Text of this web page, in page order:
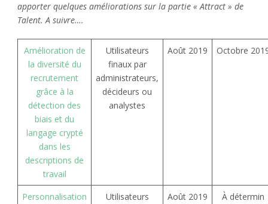
apporter quelques améliorations sur la partie « Attract » de
Talent. A suivre….
Amélioration de
la diversité du
recrutement
grâce à la
détection des
biais et du
langage crypté
dans les
descriptions de
travail
Utilisateurs
finaux par
administrateurs,
décideurs ou
analystes
Août 2019 Octobre
Personnalisation
Utilisateurs
Août 2019 À détermin